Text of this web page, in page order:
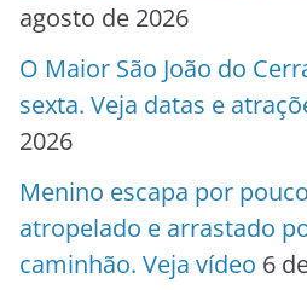
agosto de 2026
O Maior São João do
sexta. Veja datas e
2026
Menino escapa por
atropelado e arrastado
caminhão. Veja vídeo 6